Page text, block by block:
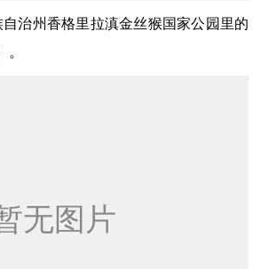
治州香格里拉滇金丝猴国家公园里的